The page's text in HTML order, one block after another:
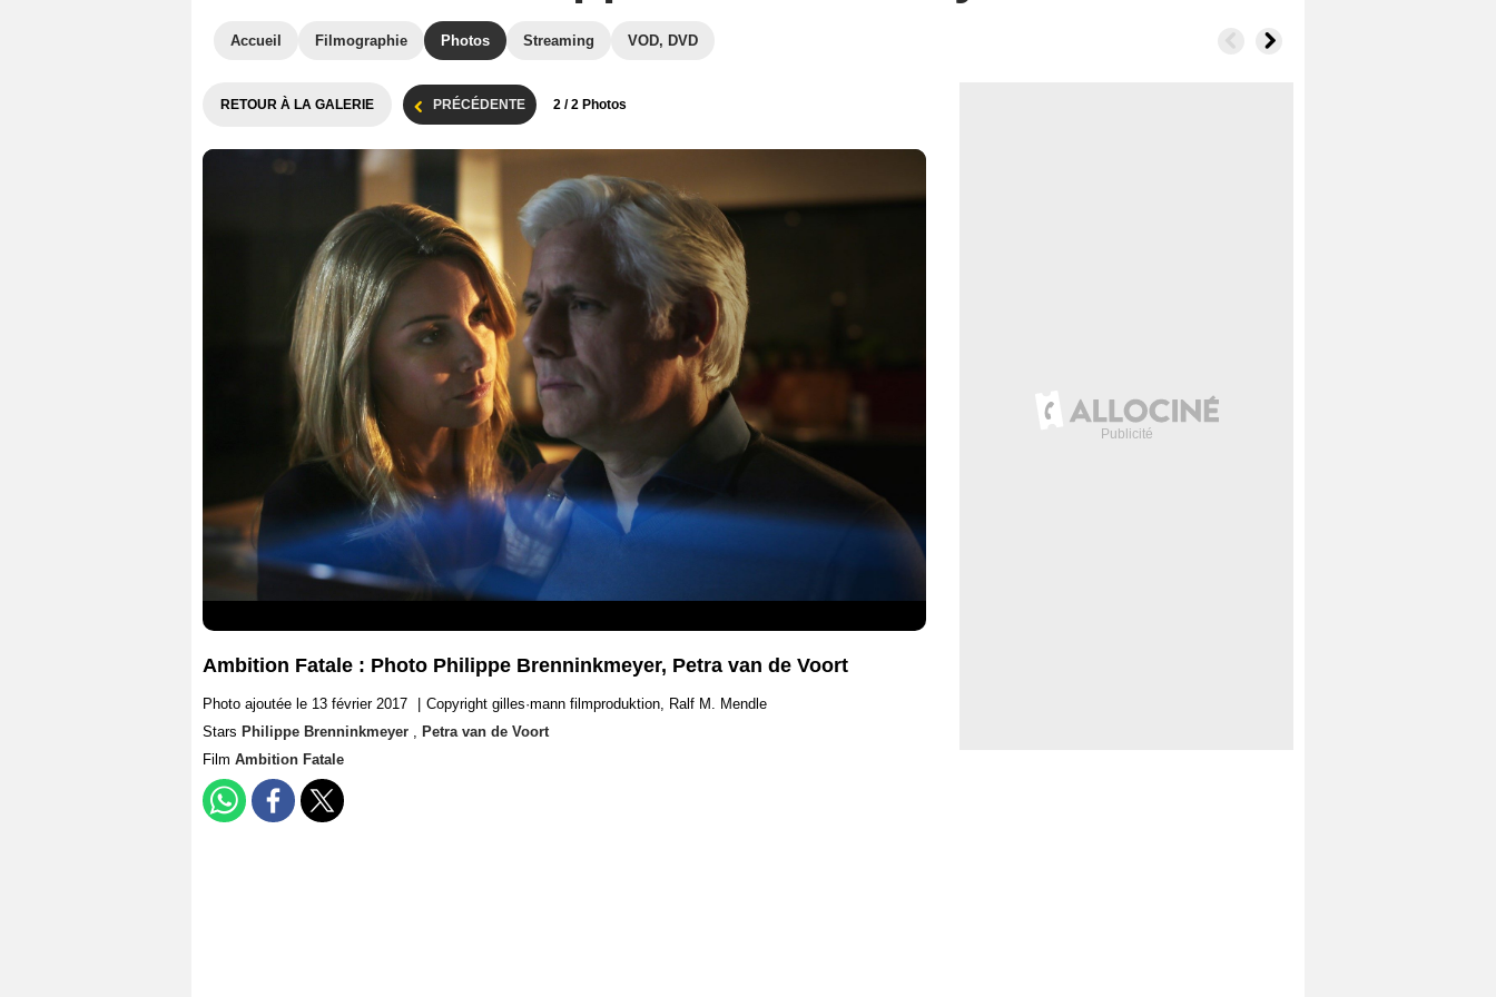
Accueil Filmographie Photos Streaming VOD, DVD
RETOUR À LA GALERIE PRÉCÉDENTE 2 / 2 Photos
Ambition Fatale : Photo Philippe Brenninkmeyer, Petra van de Voort
Photo ajoutée le 13 février 2017
Copyright gilles·mann filmproduktion, Ralf M. Mendle
Stars Philippe Brenninkmeyer , Petra van de Voort
Film Ambition Fatale